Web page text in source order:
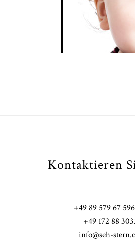
Kontaktieren
+49 89 579 67
+49 172 88
info@seh-